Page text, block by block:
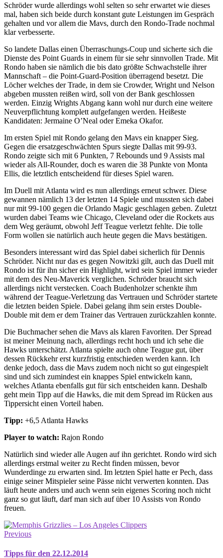
Schröder wurde allerdings wohl selten so sehr erwartet wie dieses
mal, haben sich beide durch konstant gute Leistungen im Gespräch
gehalten und vor allem die Mavs, durch den Rondo-Trade nochmal
klar verbesserte.
So landete Dallas einen Überraschungs-Coup und sicherte sich die
Dienste des Point Guards in einem für sie sehr sinnvollen Trade. Mit
Rondo haben sie nämlich die bis dato größte Schwachstelle ihrer
Mannschaft – die Point-Guard-Position überragend besetzt. Die
Löcher welches der Trade, in dem sie Crowder, Wright und Nelson
abgeben mussten reißen wird, soll von der Bank geschlossen
werden. Einzig Wrights Abgang kann wohl nur durch eine weitere
Neuverpflichtung komplett aufgefangen werden. Heißeste
Kandidaten: Jermaine O’Neal oder Emeka Okafor.
Im ersten Spiel mit Rondo gelang den Mavs ein knapper Sieg.
Gegen die ersatzgeschwächten Spurs siegte Dallas mit 99-93.
Rondo zeigte sich mit 6 Punkten, 7 Rebounds und 9 Assists mal
wieder als All-Rounder, doch es waren die 38 Punkte von Monta
Ellis, die letztlich entscheidend für dieses Spiel waren.
Im Duell mit Atlanta wird es nun allerdings erneut schwer. Diese
gewannen nämlich 13 der letzten 14 Spiele und mussten sich dabei
nur mit 99-100 gegen die Orlando Magic geschlagen geben. Zuletzt
wurden dabei Teams wie Chicago, Cleveland oder die Rockets aus
dem Weg geräumt, obwohl Jeff Teague verletzt fehlte. Die tolle
Form wollen sie natürlich auch heute gegen die Mavs bestätigen.
Besonders interessant wird das Spiel dabei sicherlich für Dennis
Schröder. Nicht nur das es gegen Nowitzki gilt, auch das Duell mit
Rondo ist für ihn sicher ein Highlight, wird sein Spiel immer wieder
mit dem des Neu-Maverick verglichen. Schröder braucht sich
allerdings nicht verstecken. Coach Budenholzer schenkte ihm
während der Teague-Verletzung das Vertrauen und Schröder startete
die letzten beiden Spiele. Dabei gelang ihm sein erstes Double-
Double mit dem er dem Trainer das Vertrauen zurückzahlen konnte.
Die Buchmacher sehen die Mavs als klaren Favoriten. Der Spread
ist meiner Meinung nach, allerdings recht hoch und ich sehe die
Hawks unterschätzt. Atlanta spielte auch ohne Teague gut, über
dessen Rückkehr erst kurzfristig entschieden werden kann. Ich
denke jedoch, dass die Mavs zudem noch nicht so gut eingespielt
sind und sich zumindest ein knappes Spiel entwickeln kann,
welches Atlanta ebenfalls gut für sich entscheiden kann. Deshalb
geht mein Tipp auf die Hawks, die mit dem Spread im Rücken aus
Tippersicht einen Vorteil haben.
Tipp: +6,5 Atlanta Hawks
Player to watch: Rajon Rondo
Natürlich sind wieder alle Augen auf ihn gerichtet. Rondo wird sich
allerdings erstmal weiter zu Recht finden müssen, bevor
Wunderdinge zu erwarten sind. Im letzten Spiel hatte er Pech, dass
einige seiner Mitspieler seine Pässe nicht verwerten konnten. Das
läuft heute anders und auch wenn sein eigenes Scoring noch nicht
ganz so gut läuft, darf man sich auf über 10 Assists von Rondo
freuen.
Previous
Tipps für den 22.12.2014